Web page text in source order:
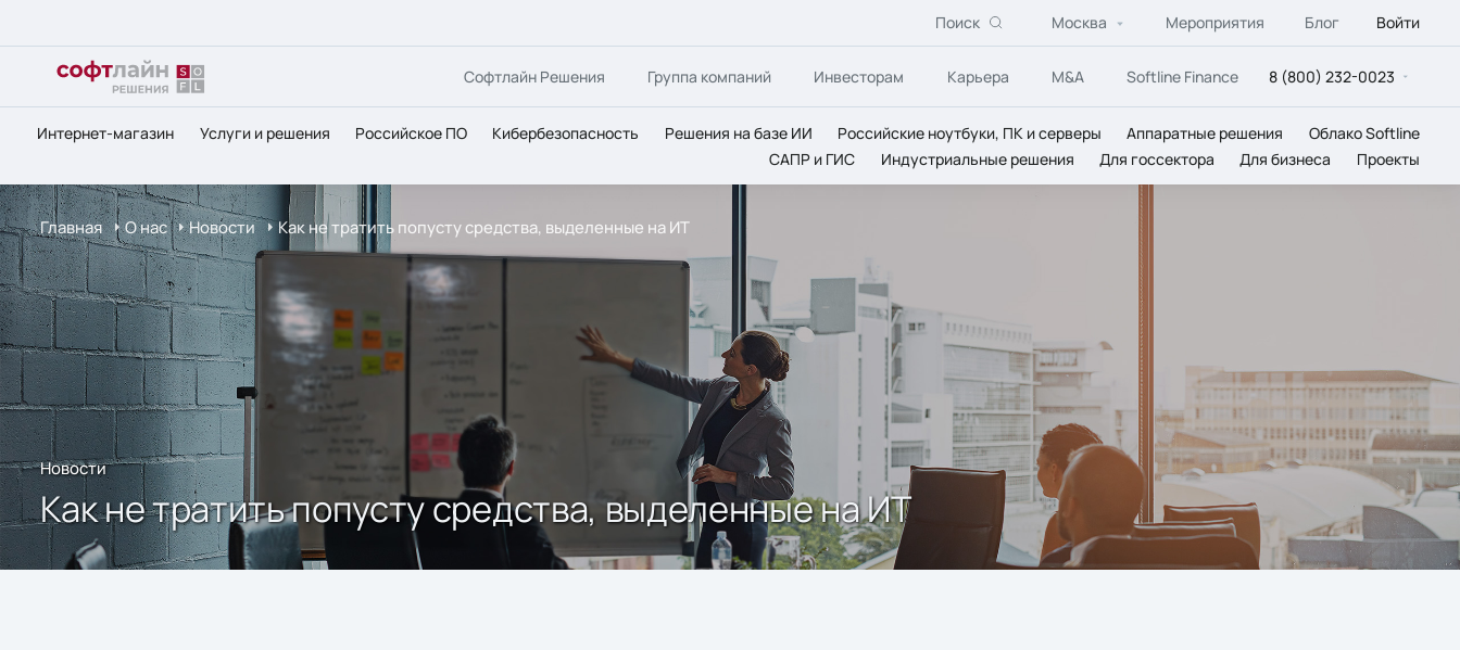
Поиск Москва Мероприятия Блог Войти
Софтлайн Решения Группа компаний Инвесторам Карьера M&A Softline Finance 8 (800) 232-0023
Интернет-магазин Услуги и решения Российское ПО Кибербезопасность Решения на базе ИИ Российские ноутбуки, ПК и серверы Аппаратные решения
Облако Softline
САПР и ГИС
Индустриальные решения Для госсектора Для бизнеса Проекты
Главная О нас Новости Как не тратить попусту средства, выделенные на ИТ
Новости
Как не тратить попусту средства, выделенные на ИТ